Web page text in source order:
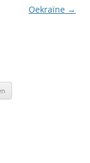
Oekraïne →